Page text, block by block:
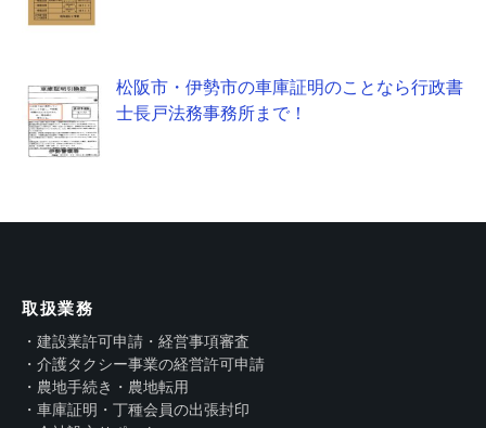
松阪市・伊勢市の車庫証明のことなら行政書
士長戸法務事務所まで！
取扱業務
・建設業許可申請・経営事項審査
・介護タクシー事業の経営許可申請
・農地手続き・農地転用
・車庫証明・丁種会員の出張封印